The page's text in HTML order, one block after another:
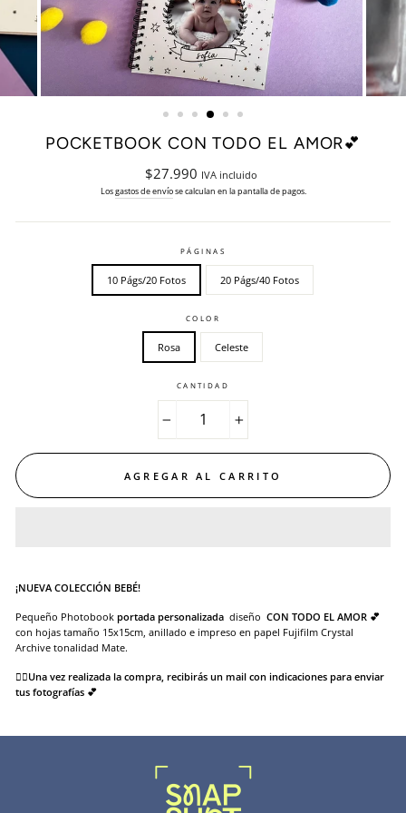
POCKETBOOK CON TODO EL AMOR💕
Precio
habitual
$27.990 IVA incluido
Losgastos de envíose calculan en la pantalla de pagos.
PÁGINAS
10 Págs/20 Fotos 20 Págs/40 Fotos
COLOR
Rosa Celeste
CANTIDAD
AGREGAR AL CARRITO
¡NUEVA COLECCIÓN BEBÉ!
Pequeño Photobook portada personalizada diseño CON TODO EL AMOR 💕
con hojas tamaño 15x15cm, anillado e impreso en papel Fujifilm Crystal
Archive tonalidad Mate.
👉🏻Una vez realizada la compra, recibirás un mail con indicaciones para enviar
tus fotografías 💕